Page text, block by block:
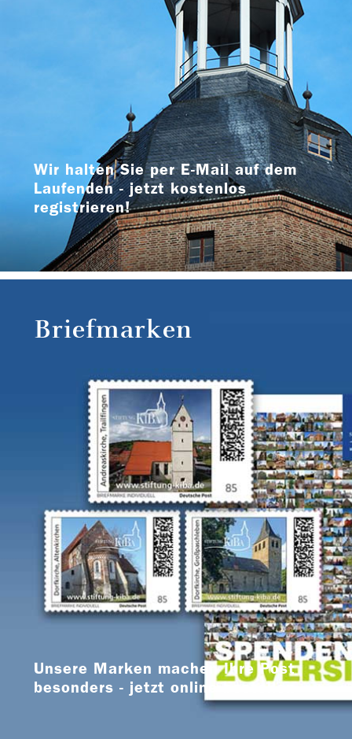
Wir halten Sie per E-Mail auf dem
Laufenden - jetzt kostenlos
registrieren!
Briefmarken
Unsere Marken machen Ihre Post
besonders - jetzt online bestellen